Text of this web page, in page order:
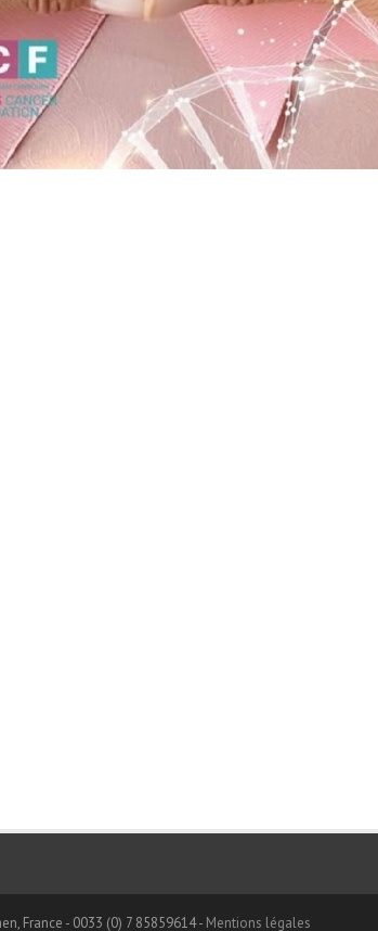
France - 0033 (0) 7 85859614 - Mentions légales